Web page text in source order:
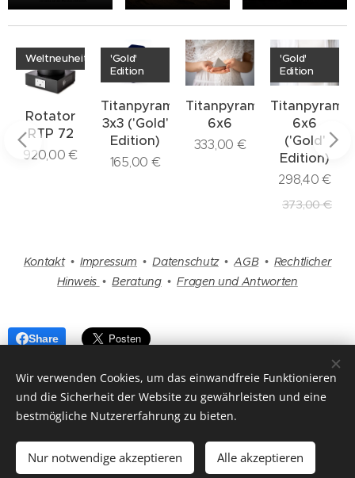
Rotator
RTP 72
Weltneuheit
920,00 €
Titanpyramide
3x3 ('Gold'
Edition)
'Gold'
Edition
165,00 €
Titanpyramide
6x6
333,00 €
6x6
('Gold'
Edition)
'Gold'
Edition
298,40 €
373,00€
Kontakt• Impressum •Datenschutz•AGB• Rechtlicher
Hinweis •Beratung•Fragen und Antworten
Share
Endlich angekommen ▲ Einfach mehr erfahren
Copyright 2025 bywww.titanpyramide.de Cookies
Wir verwenden Cookies, um das einwandfreie Funktionieren
und die Sicherheit der Website zu gewährleisten und eine
bestmögliche Nutzererfahrung zu bieten.
Nur notwendige akzeptieren Alle akzeptieren